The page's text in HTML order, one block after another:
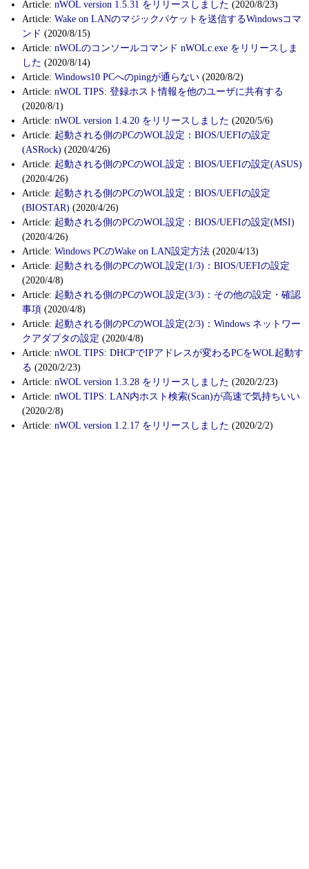
Article: nWOL version 1.5.31 をリリースしました (2020/8/23)
Article: Wake on LANのマジックパケットを送信するWindowsコマ
ンド (2020/8/15)
Article: nWOLのコンソールコマンド nWOLc.exe をリリースしま
した (2020/8/14)
Article: Windows10 PCへのpingが通らない (2020/8/2)
Article: nWOL TIPS: 登録ホスト情報を他のユーザに共有する
(2020/8/1)
Article: nWOL version 1.4.20 をリリースしました (2020/5/6)
Article: 起動される側のPCのWOL設定：BIOS/UEFIの設定
(ASRock) (2020/4/26)
Article: 起動される側のPCのWOL設定：BIOS/UEFIの設定(ASUS)
(2020/4/26)
Article: 起動される側のPCのWOL設定：BIOS/UEFIの設定
(BIOSTAR) (2020/4/26)
Article: 起動される側のPCのWOL設定：BIOS/UEFIの設定(MSI)
(2020/4/26)
Article: Windows PCのWake on LAN設定方法 (2020/4/13)
Article: 起動される側のPCのWOL設定(1/3)：BIOS/UEFIの設定
(2020/4/8)
Article: 起動される側のPCのWOL設定(3/3)：その他の設定・確認
事項 (2020/4/8)
Article: 起動される側のPCのWOL設定(2/3)：Windows ネットワー
クアダプタの設定 (2020/4/8)
Article: nWOL TIPS: DHCPでIPアドレスが変わるPCをWOL起動す
る (2020/2/23)
Article: nWOL version 1.3.28 をリリースしました (2020/2/23)
Article: nWOL TIPS: LAN内ホスト検索(Scan)が高速で気持ちいい
(2020/2/8)
Article: nWOL version 1.2.17 をリリースしました (2020/2/2)